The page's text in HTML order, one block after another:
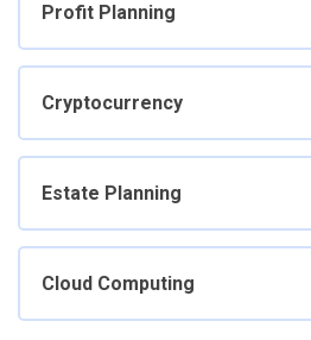
Profit Planning
Cryptocurrency
Estate Planning
Cloud Computing